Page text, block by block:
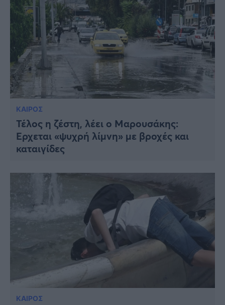
ΚΑΙΡΟΣ
Τέλος η ζέστη, λέει ο Μαρουσάκης:
Έρχεται «ψυχρή λίμνη» με βροχές και
καταιγίδες
ΚΑΙΡΟΣ